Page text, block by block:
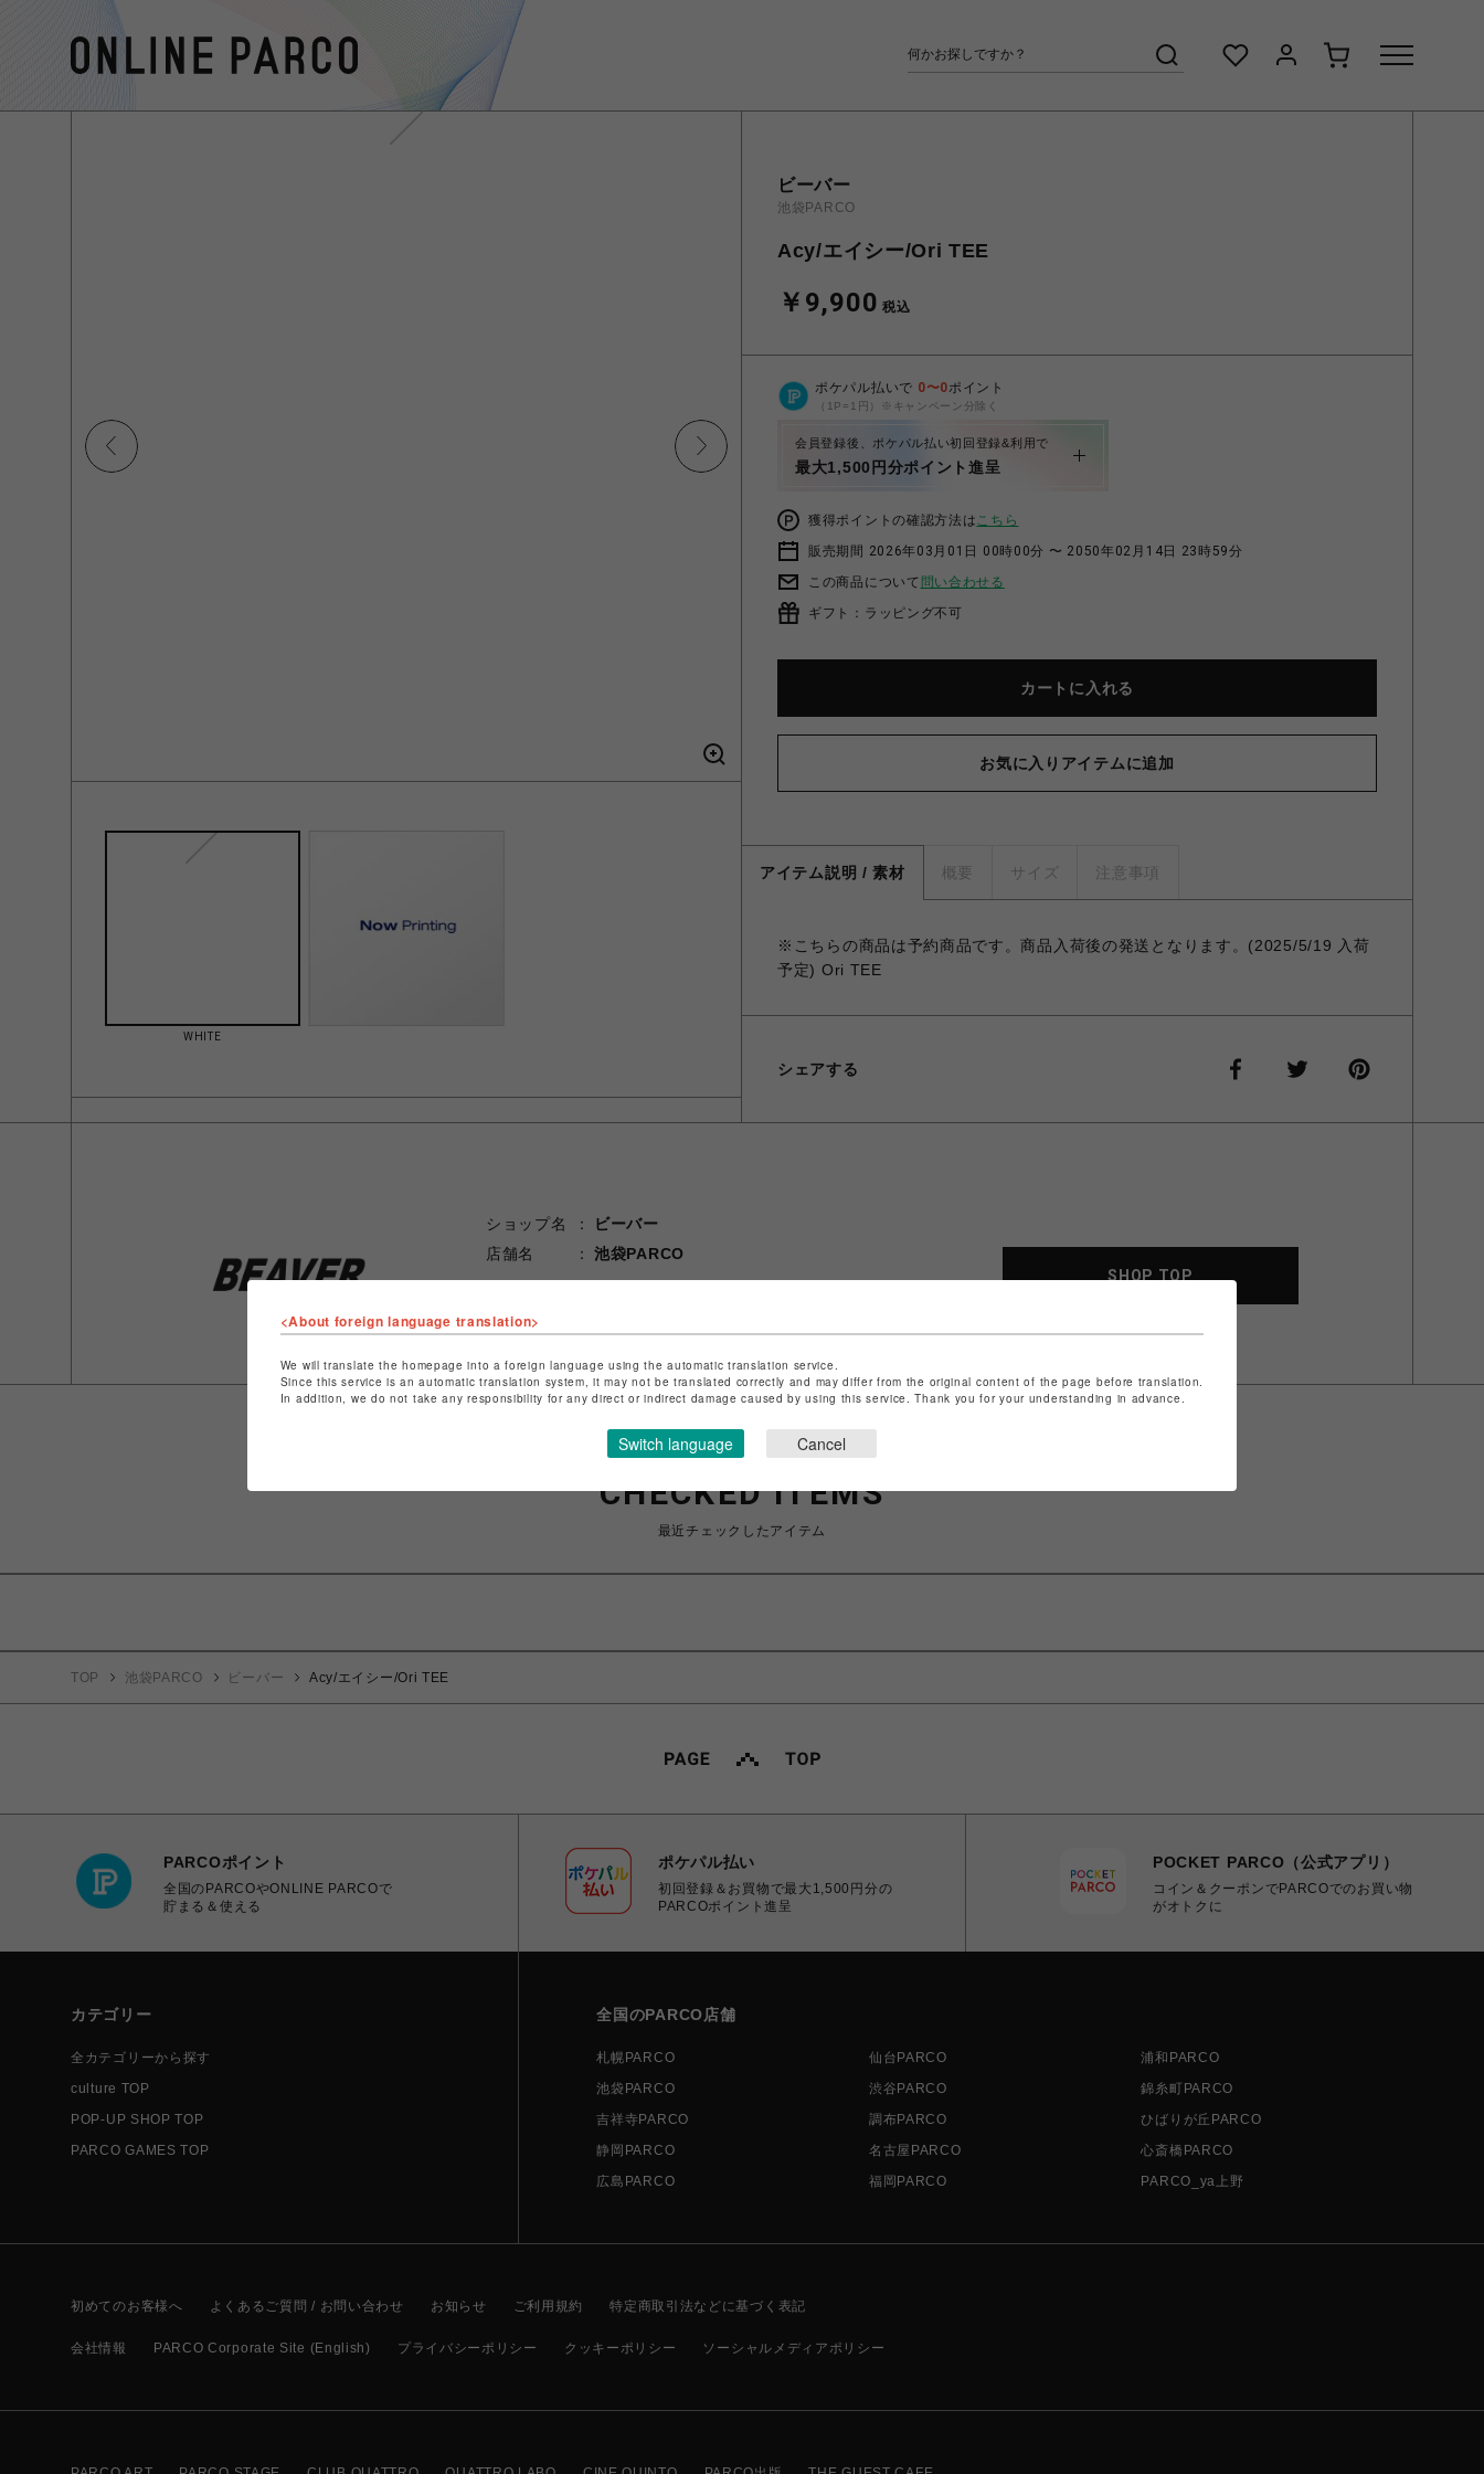
WHITE
ビーバー
池袋PARCO
Acy/エイシー/Ori TEE
￥9,900 税込
ポケパル払いで 0〜0ポイント
（1P=1円）※キャンペーン分除く
会員登録後、ポケパル払い初回登録&利用で
最大1,500円分ポイント進呈
獲得ポイントの確認方法はこちら
販売期間 2026年03月01日 00時00分 〜 2050年02月14日 23時59分
この商品について 問い合わせる
ギフト：ラッピング不可
カートに入れる
お気に入りアイテムに追加
アイテム説明 / 素材 概要 サイズ 注意事項
※こちらの商品は予約商品です。商品入荷後の発送となります。(2025/5/19 入荷
予定) Ori TEE
シェアする
ショップ名
ビーバー
店舗名
池袋PARCO
ショップお問い合わせは
SHOP TOP
CHECKED ITEMS
最近チェックしたアイテム
TOP 池袋PARCO ビーバー Acy/エイシー/Ori TEE
PARCOポイント
全国のPARCOやONLINE PARCOで
貯まる＆使える
ポケパル払い
初回登録＆お買物で最大1,500円分の
PARCOポイント進呈
POCKET PARCO（公式アプリ）
コイン＆クーポンでPARCOでのお買い物
がオトクに
カテゴリー
全カテゴリーから探す
culture TOP
POP-UP SHOP TOP
PARCO GAMES TOP
全国のPARCO店舗
札幌PARCO 仙台PARCO
浦和PARCO
池袋PARCO
渋谷PARCO
錦糸町PARCO
吉祥寺PARCO
調布PARCO
ひばりが丘PARCO
静岡PARCO
名古屋PARCO
心斎橋PARCO
広島PARCO
福岡PARCO PARCO_ya上野
初めてのお客様へ よくあるご質問 / お問い合わせ お知らせ ご利用規約 特定商取引法などに基づく表記
会社情報 PARCO Corporate Site (English) プライバシーポリシー クッキーポリシー ソーシャルメディアポリシー
<About foreign language translation>
We will translate the homepage into a foreign language using the automatic translation service.
Since this service is an automatic translation system, it may not be translated correctly and may differ from the original content of the page before translation.
In addition, we do not take any responsibility for any direct or indirect damage caused by using this service. Thank you for your understanding in advance.
Switch language Cancel